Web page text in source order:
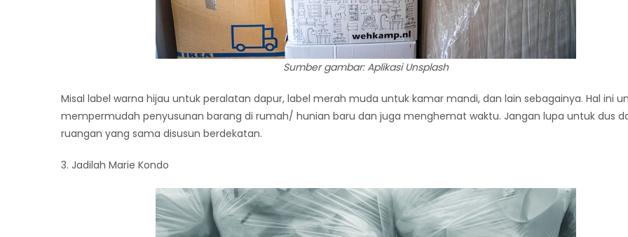
Sumber gambar: Aplikasi Unsplash
Misal label warna hijau untuk peralatan dapur, label merah muda untuk kamar mandi, dan lain sebagainya. Hal ini
mempermudah penyusunan barang di rumah/ hunian baru dan juga menghemat waktu. Jangan lupa untuk dus
ruangan yang sama disusun berdekatan.
3. Jadilah Marie Kondo